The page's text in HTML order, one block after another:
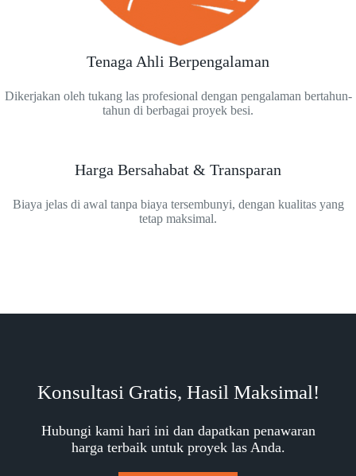
Tenaga Ahli Berpengalaman
Dikerjakan oleh tukang las profesional dengan pengalaman bertahun-
tahun di berbagai proyek besi.
Harga Bersahabat & Transparan
Biaya jelas di awal tanpa biaya tersembunyi, dengan kualitas yang
tetap maksimal.
Konsultasi Gratis, Hasil Maksimal!
Hubungi kami hari ini dan dapatkan penawaran
harga terbaik untuk proyek las Anda.